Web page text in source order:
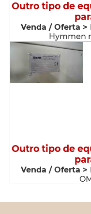
Outro tipo de
Venda / Oferta >
Hymmen
Outro tipo de
Venda / Oferta >